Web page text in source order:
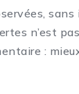
n’est
: